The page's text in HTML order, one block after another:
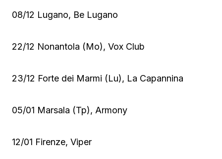
08/12 Lugano, Be Lugano
22/12 Nonantola (Mo), Vox Club
23/12 Forte dei Marmi (Lu), La Capannina
05/01 Marsala (Tp), Armony
12/01 Firenze, Viper